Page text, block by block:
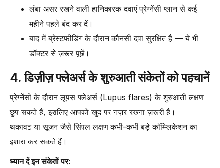
लंबा असर रखने वाली हानिकारक दवाएं प्रेग्नेंसी प्लान से कई
महीने पहले बंद कर दें।
बाद में ब्रेस्टफीडिंग के दौरान कौनसी दवा सुरक्षित है — ये भी
डॉक्टर से ज़रूर पूछें।
4. डिज़ीज़ फ्लेअर्स के शुरुआती संकेतों को पहचानें
प्रेग्नेंसी के दौरान लूपस फ्लेअर्स (Lupus flares) के शुरुआती लक्षण
छुप सकते हैं, इसलिए आपको खुद पर नज़र रखना ज़रूरी है।
थकावट या सूजन जैसे सिंपल लक्षण कभी-कभी बड़े कॉम्प्लिकेशन का
इशारा कर सकते हैं।
ध्यान दें इन संकेतों पर: